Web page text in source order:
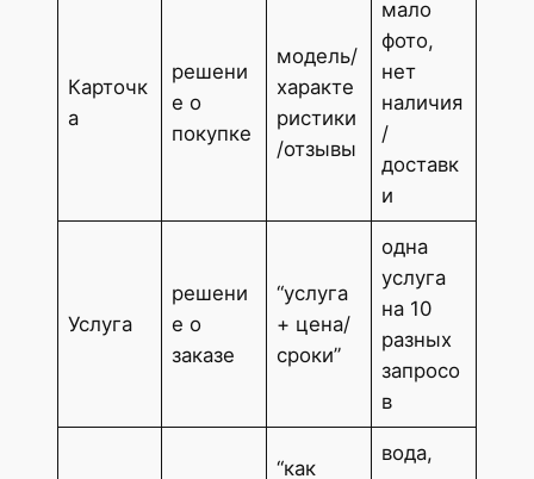
Карточк
а
решени
е о
покупке
модель/
характе
ристики
/отзывы
мало
фото,
нет
наличия
/
доставк
и
Услуга
решени
е о
заказе
“услуга
+ цена/
сроки”
одна
услуга
на 10
разных
запросо
в
“как
вода,